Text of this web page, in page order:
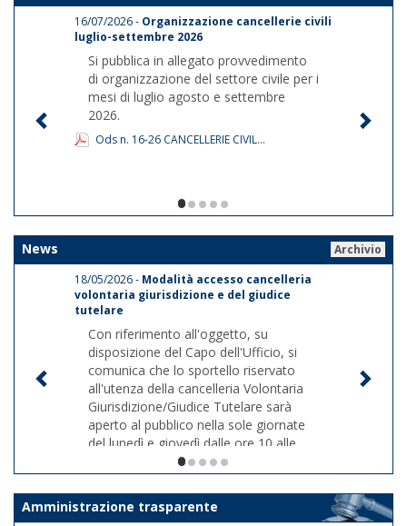
16/07/2026 - Organizzazione cancellerie civili
luglio-settembre 2026
Si pubblica in allegato provvedimento
di organizzazione del settore civile per i
mesi di luglio agosto e settembre
2026.
Ods n. 16-26 CANCELLERIE CIVIL...
1/5
News
Archivio
18/05/2026 - Modalità accesso cancelleria
volontaria giurisdizione e del giudice
tutelare
Con riferimento all'oggetto, su
disposizione del Capo dell'Ufficio, si
comunica che lo sportello riservato
all'utenza della cancelleria Volontaria
Giurisdizione/Giudice Tutelare sarà
aperto al pubblico nella sole giornate
del lunedì e giovedì dalle ore 10 alle
ore 12. Le disposizioni suddette
avranno validità dalla data odierna fino
al 30 giugno 2026.
1/5
Amministrazione trasparente